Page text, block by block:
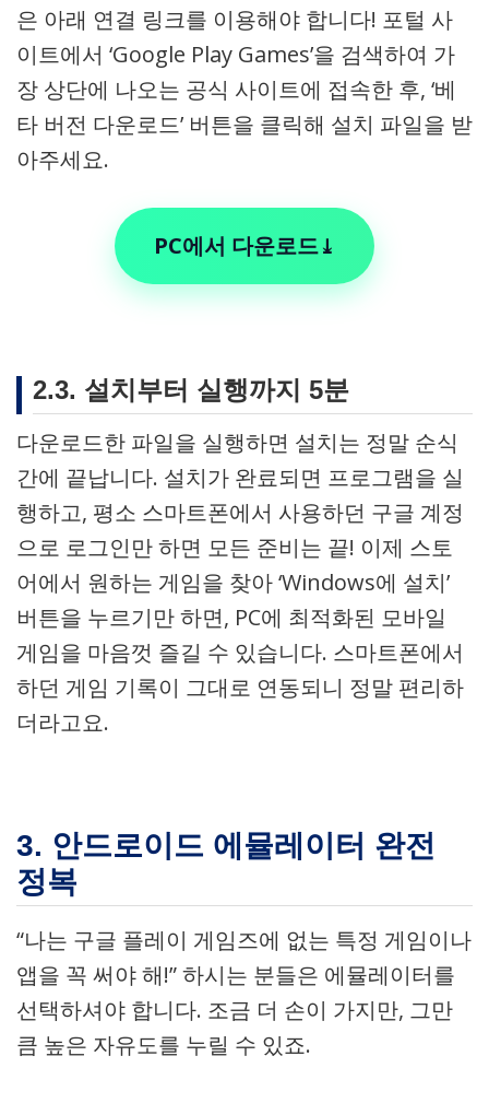
은 아래 연결 링크를 이용해야 합니다! 포털 사
이트에서 ‘Google Play Games’을 검색하여 가
장 상단에 나오는 공식 사이트에 접속한 후, ‘베
타 버전 다운로드’ 버튼을 클릭해 설치 파일을 받
아주세요.
PC에서 다운로드⤓
2.3. 설치부터 실행까지 5분
다운로드한 파일을 실행하면 설치는 정말 순식
간에 끝납니다. 설치가 완료되면 프로그램을 실
행하고, 평소 스마트폰에서 사용하던 구글 계정
으로 로그인만 하면 모든 준비는 끝! 이제 스토
어에서 원하는 게임을 찾아 ‘Windows에 설치’
버튼을 누르기만 하면, PC에 최적화된 모바일
게임을 마음껏 즐길 수 있습니다. 스마트폰에서
하던 게임 기록이 그대로 연동되니 정말 편리하
더라고요.
3. 안드로이드 에뮬레이터 완전
정복
“나는 구글 플레이 게임즈에 없는 특정 게임이나
앱을 꼭 써야 해!” 하시는 분들은 에뮬레이터를
선택하셔야 합니다. 조금 더 손이 가지만, 그만
큼 높은 자유도를 누릴 수 있죠.